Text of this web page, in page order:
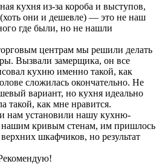
кухня из-за короба и выступов,
они и дешевле) — это не наш
где были, но не нашли
центрам мы решили делать
Вызвали замерщика, он все
кухню именно такой, как
сложилась окончательно. Не
вариант, но кухня идеально
такой, как мне нравится.
нам установили нашу кухню-
нашим кривым стенам, им пришлось
шкафчиков, но результат